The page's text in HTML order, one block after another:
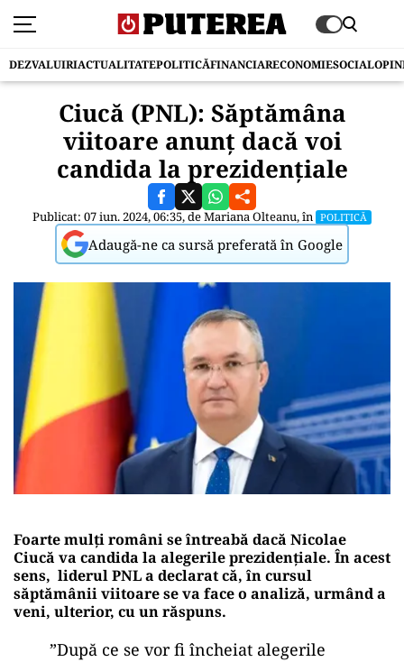
DEZVALUIRIACTUALITATEPOLITICĂFINANCIARECONOMIESOCIAL
Ciucă (PNL): Săptămâna
viitoare anunț dacă voi
candida la prezidențiale
Publicat: 07 iun. 2024, 06:35, deMariana Olteanu, în POLITICĂ
Adaugă-ne ca sursă preferată în Google
Foarte mulți români se întreabă dacă Nicolae
Ciucă va candida la alegerile prezidențiale. În acest
sens, liderul PNL a declarat că, în cursul
săptămânii viitoare se va face o analiză, urmând a
veni, ulterior, cu un răspuns.
”După ce se vor fi încheiat alegerile